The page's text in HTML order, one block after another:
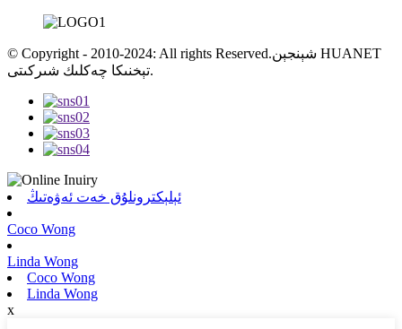
© Copyright - 2010-2024: All rights Reserved.شېنجېن HUANET
تېخنىكا چەكلىك شىركىتى.
ئېلېكترونلۇق خەت ئەۋەتىڭ
Coco Wong
Linda Wong
Coco Wong
Linda Wong
x